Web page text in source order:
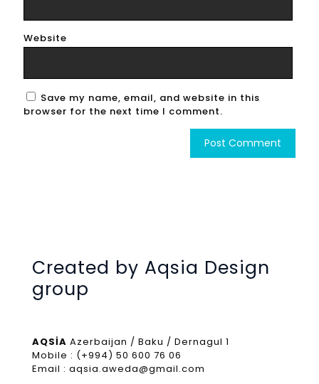
Website
Save my name, email, and website in this
browser for the next time I comment.
Created by Aqsia Design
group
AQSİA Azerbaijan / Baku / Dernagul 1
Mobile : (+994) 50 600 76 06
Email : aqsia.aweda@gmail.com